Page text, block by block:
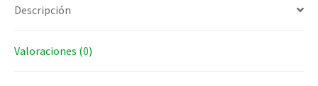
Descripción
Valoraciones (0)